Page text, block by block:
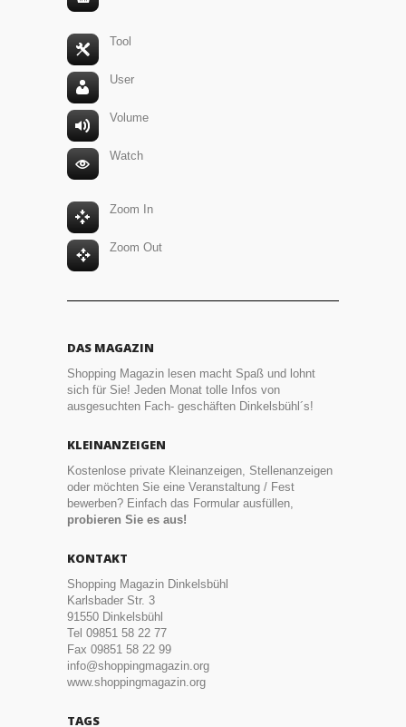
Tool
User
Volume
Watch
Zoom In
Zoom Out
DAS MAGAZIN
Shopping Magazin lesen macht Spaß und lohnt
sich für Sie! Jeden Monat tolle Infos von
ausgesuchten Fach- geschäften Dinkelsbühl´s!
KLEINANZEIGEN
Kostenlose private Kleinanzeigen, Stellenanzeigen
oder möchten Sie eine Veranstaltung / Fest
bewerben? Einfach das Formular ausfüllen,
probieren Sie es aus!
KONTAKT
Shopping Magazin Dinkelsbühl
Karlsbader Str. 3
91550 Dinkelsbühl
Tel 09851 58 22 77
Fax 09851 58 22 99
info@shoppingmagazin.org
www.shoppingmagazin.org
TAGS